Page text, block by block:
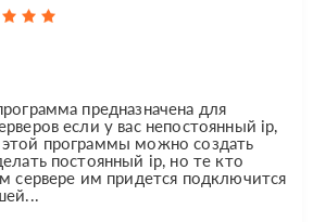
предназначена для
если у вас непостоянный ip,
программы можно создать
постоянный ip, но те кто
сервере им придется подключится